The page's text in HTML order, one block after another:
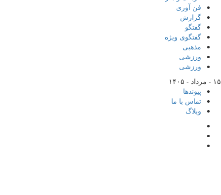
فن آوری
گزارش
گفتگو
گفتگوی ویژه
مذهبی
ورزشی
ورزشی
۱۵ - مرداد - ۱۴۰۵
پیوندها
تماس با ما
وبلاگ